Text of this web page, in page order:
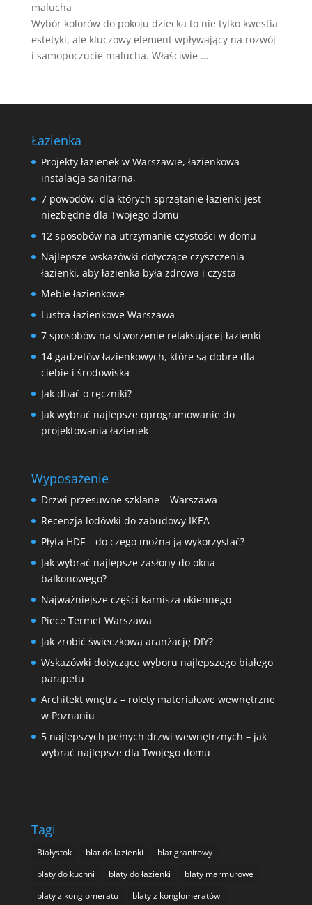
malucha
Wybór kolorów do pokoju dziecka to nie tylko kwestia
estetyki, ale kluczowy element wpływający na rozwój
i samopoczucie malucha. Właściwie …
Łazienka
Projekty łazienek w Warszawie, łazienkowa
instalacja sanitarna,
7 powodów, dla których sprzątanie łazienki jest
niezbędne dla Twojego domu
12 sposobów na utrzymanie czystości w domu
Najlepsze wskazówki dotyczące czyszczenia
łazienki, aby łazienka była zdrowa i czysta
Meble łazienkowe
Lustra łazienkowe Warszawa
7 sposobów na stworzenie relaksującej łazienki
14 gadżetów łazienkowych, które są dobre dla
ciebie i środowiska
Jak dbać o ręczniki?
Jak wybrać najlepsze oprogramowanie do
projektowania łazienek
Wyposażenie
Drzwi przesuwne szklane – Warszawa
Recenzja lodówki do zabudowy IKEA
Płyta HDF – do czego można ją wykorzystać?
Jak wybrać najlepsze zasłony do okna
balkonowego?
Najważniejsze części karnisza okiennego
Piece Termet Warszawa
Jak zrobić świeczkową aranżację DIY?
Wskazówki dotyczące wyboru najlepszego białego
parapetu
Architekt wnętrz – rolety materiałowe wewnętrzne
w Poznaniu
5 najlepszych pełnych drzwi wewnętrznych – jak
wybrać najlepsze dla Twojego domu
Tagi
Białystok blat do łazienki
blat granitowy
blaty do kuchni
blaty do łazienki
blaty marmurowe
blaty z konglomeratu
blaty z konglomeratów